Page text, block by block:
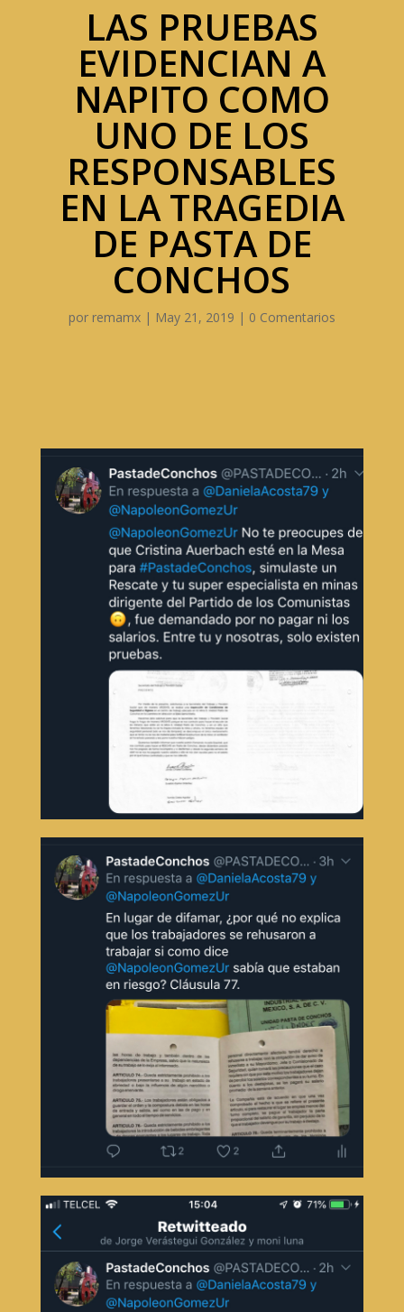
LAS PRUEBAS
EVIDENCIAN A
NAPITO COMO
UNO DE LOS
RESPONSABLES
EN LA TRAGEDIA
DE PASTA DE
CONCHOS
por remamx| May 21, 2019 | 0 Comentarios